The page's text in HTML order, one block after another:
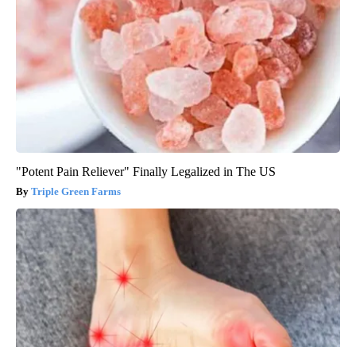
"Potent Pain Reliever" Finally Legalized in The US
Triple Green Farms